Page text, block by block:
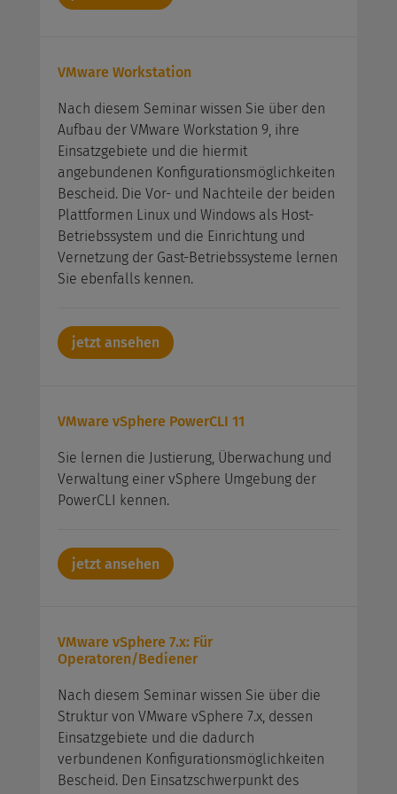
VMware Workstation
Nach diesem Seminar wissen Sie über den
Aufbau der VMware Workstation 9, ihre
Einsatzgebiete und die hiermit
angebundenen Konfigurationsmöglichkeiten
Bescheid. Die Vor- und Nachteile der beiden
Plattformen Linux und Windows als Host-
Betriebssystem und die Einrichtung und
Vernetzung der Gast-Betriebssysteme lernen
Sie ebenfalls kennen.
jetzt ansehen
VMware vSphere PowerCLI 11
Sie lernen die Justierung, Überwachung und
Verwaltung einer vSphere Umgebung der
PowerCLI kennen.
jetzt ansehen
VMware vSphere 7.x: Für
Operatoren/Bediener
Nach diesem Seminar wissen Sie über die
Struktur von VMware vSphere 7.x, dessen
Einsatzgebiete und die dadurch
verbundenen Konfigurationsmöglichkeiten
Bescheid. Den Einsatzschwerpunkt des